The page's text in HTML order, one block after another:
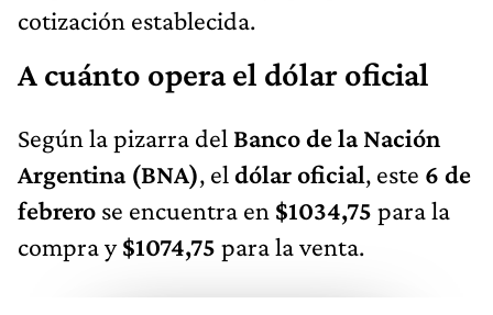
cotización establecida.
A cuánto opera el dólar oficial
Según la pizarra del Banco de la Nación
Argentina (BNA), el dólar oficial, este 6 de
febrero se encuentra en $1034,75 para la
compra y$1074,75 para la venta.